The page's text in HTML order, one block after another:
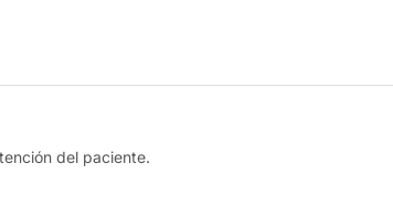
del paciente.